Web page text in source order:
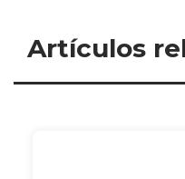
Artículos